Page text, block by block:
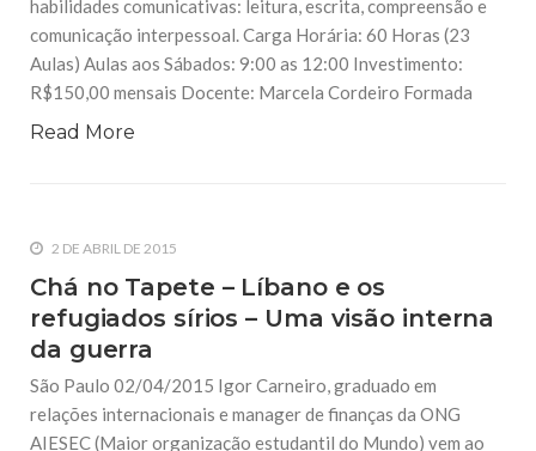
2 DE MAIO DE 2021
Lives do Centro Islâmico no Brasil
Informe-se sobre os temas mais variados acompanhando as
lives do Centro Islâmico no Brasil, transmitidas através de
nosso canal no Facebook – facebook.com/arresala
Acompanhem também o arquivo das lives em nosso canal no
Conheça mais sobre o Profeta Mohammad (S.A.A.S.), o Selo
Mohammad Assadiq (A.S.), estas grandiosas personalidades
que nasceram no mês de Rabi Al-Awal. Além disso, aprenda
habilidades comunicativas: leitura, escrita, compreensão e
comunicação interpessoal. Carga Horária: 60 Horas (23
Aulas) Aulas aos Sábados: 9:00 as 12:00 Investimento:
R$150,00 mensais Docente: Marcela Cordeiro Formada
Read More
2 DE ABRIL DE 2015
Chá no Tapete – Líbano e os
refugiados sírios – Uma visão interna
da guerra
São Paulo 02/04/2015 Igor Carneiro, graduado em
relações internacionais e manager de finanças da ONG
AIESEC (Maior organização estudantil do Mundo) vem ao